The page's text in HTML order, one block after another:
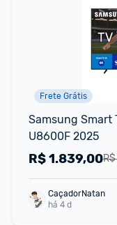
Frete Grátis
Samsung Smart
U8600F 2025
R$1.839,00
CaçadorNatan
há 4 d